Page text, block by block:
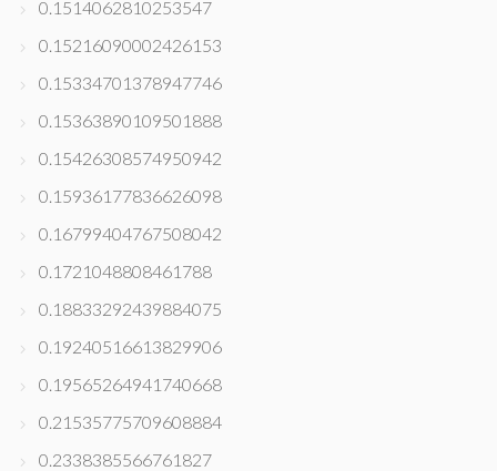
0.1514062810253547
0.15216090002426153
0.15334701378947746
0.15363890109501888
0.15426308574950942
0.15936177836626098
0.16799404767508042
0.1721048808461788
0.18833292439884075
0.19240516613829906
0.19565264941740668
0.21535775709608884
0.2338385566761827